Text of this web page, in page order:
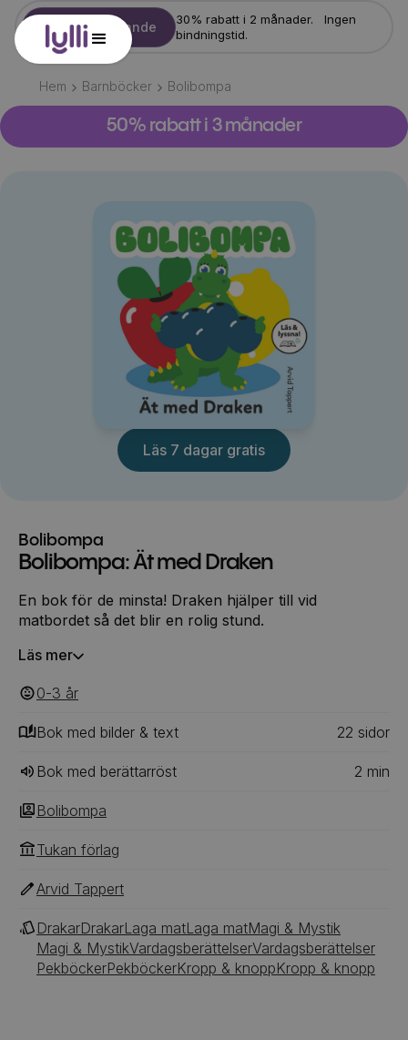
Starta erbjudande
30% rabatt i 2 månader. Ingen
bindningstid.
Hem Barnböcker Bolibompa
50% rabatt i 3 månader
Läs 7 dagar gratis
Bolibompa
Bolibompa: Ät med Draken
En bok för de minsta! Draken hjälper till vid
matbordet så det blir en rolig stund.
Läs mer
0-3 ‎‎ år
Bok med bilder & text 22 ‎‎ sidor
Bok med berättarröst 2 min
Bolibompa
Tukan förlag
Arvid Tappert
DrakarDrakarLaga matLaga matMagi & Mystik
Magi & MystikVardagsberättelserVardagsberättelser
PekböckerPekböckerKropp & knoppKropp & knopp